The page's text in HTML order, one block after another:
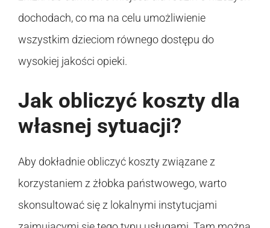
dochodach, co ma na celu umożliwienie
wszystkim dzieciom równego dostępu do
wysokiej jakości opieki.
Jak obliczyć koszty dla
własnej sytuacji?
Aby dokładnie obliczyć koszty związane z
korzystaniem z żłobka państwowego, warto
skonsultować się z lokalnymi instytucjami